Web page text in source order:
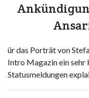
ür das Porträt von
Intro Magazin ein sehr
Statusmeldungen